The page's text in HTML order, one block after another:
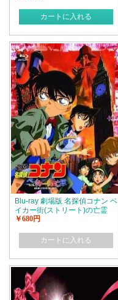
カートに入れる
Blu-ray 劇場版 名探偵コナン ベ
イカー街(ストリート)の亡霊
￥680円
カートに入れる